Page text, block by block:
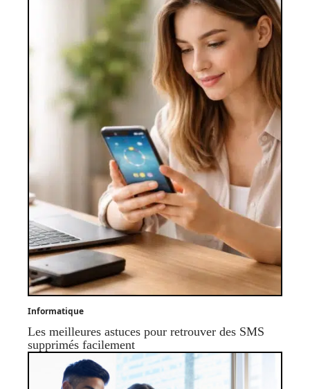
Informatique
Les meilleures astuces pour retrouver des SMS
supprimés facilement